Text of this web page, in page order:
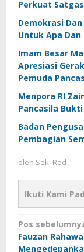
Perkuat
Demokrasi
Untuk Apa Dan
Imam Besar
Apresiasi
Pemuda
Menpora RI
Pancasila
Badan
Pembagian
oleh Sek_Red
Ikuti Kami
Navigasi
pos
Pos
Fauzan